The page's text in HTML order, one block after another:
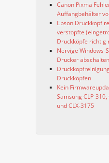
Canon Pixma
Auffangbehälter
Epson Druckkopf
verstopfte
Druckköpfe richtig
Nervige Windows-
Drucker abschalten
Druckköpfen
Kein
Samsung CLP-310,
und CLX-3175